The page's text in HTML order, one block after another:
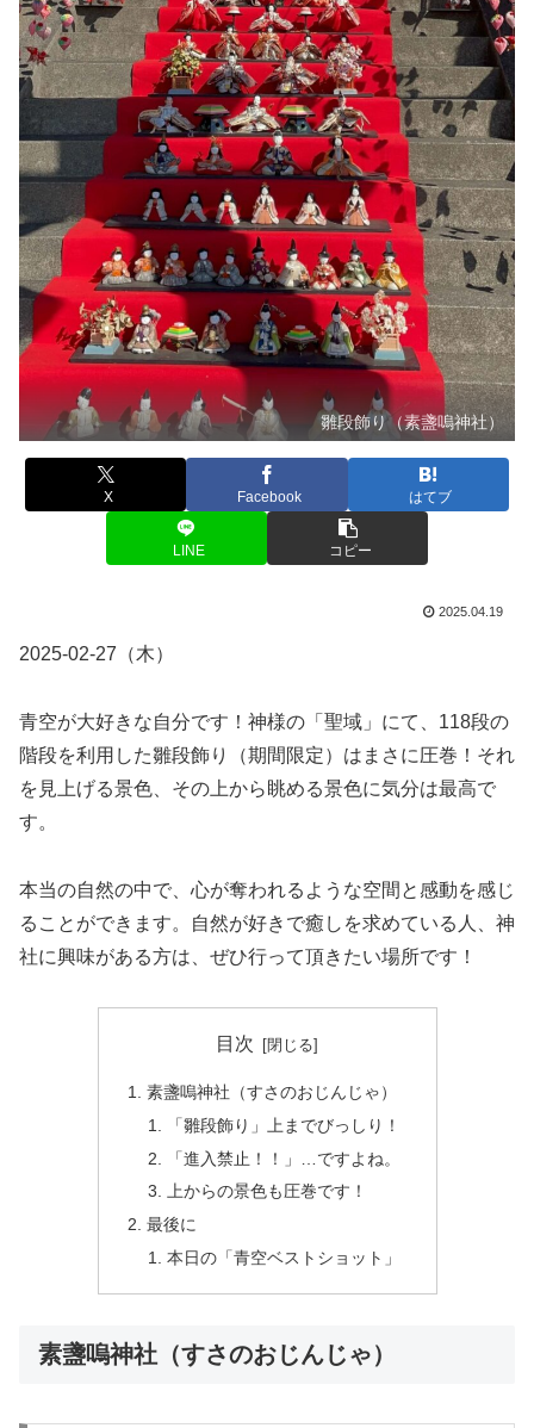
雛段飾り（素盞嗚神社）
X Facebook はてブ
LINE コピー
2025.04.19
2025-02-27（木）
青空が大好きな自分です！神様の「聖域」にて、118段の
階段を利用した雛段飾り（期間限定）はまさに圧巻！それ
を見上げる景色、その上から眺める景色に気分は最高で
す。
本当の自然の中で、心が奪われるような空間と感動を感じ
ることができます。自然が好きで癒しを求めている人、神
社に興味がある方は、ぜひ行って頂きたい場所です！
目次
素盞嗚神社（すさのおじんじゃ）
「雛段飾り」上までびっしり！
「進入禁止！！」…ですよね。
上からの景色も圧巻です！
最後に
本日の「青空ベストショット」
素盞嗚神社（すさのおじんじゃ）